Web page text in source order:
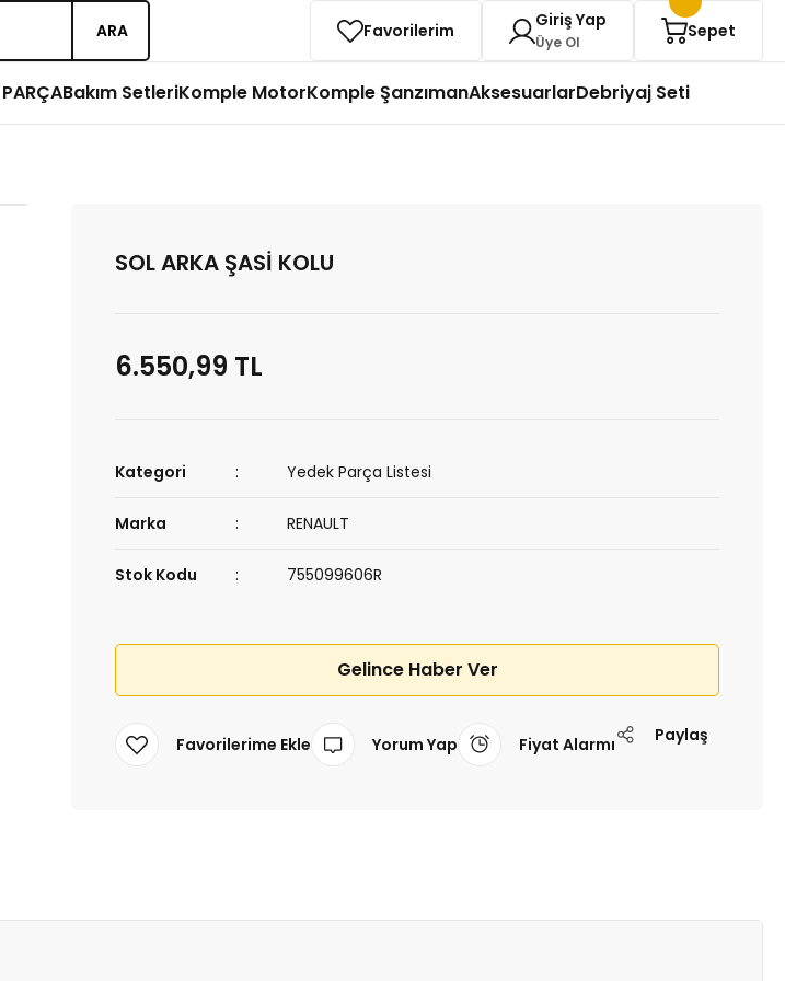
ARA Favorilerim Giriş Yap
Üye Ol
Sepet
PARÇABakım SetleriKomple MotorKomple ŞanzımanAksesuarlarDebriyaj Seti
SOL ARKA ŞASİ KOLU
6.550,99 TL
Kategori Yedek Parça Listesi
Marka RENAULT
Stok Kodu 755099606R
Gelince Haber Ver
Yorum Yap Fiyat Alarmı Paylaş